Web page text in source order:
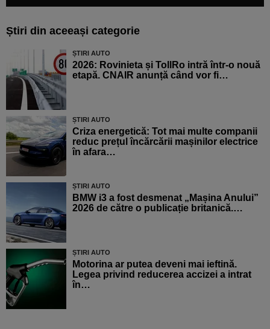
Știri din aceeași categorie
ȘTIRI AUTO
2026: Rovinieta și TollRo intră într-o nouă
etapă. CNAIR anunță când vor fi…
ȘTIRI AUTO
Criza energetică: Tot mai multe companii
reduc prețul încărcării mașinilor electrice
în afara…
ȘTIRI AUTO
BMW i3 a fost desmenat „Mașina Anului”
2026 de către o publicație britanică.…
ȘTIRI AUTO
Motorina ar putea deveni mai ieftină.
Legea privind reducerea accizei a intrat
în…